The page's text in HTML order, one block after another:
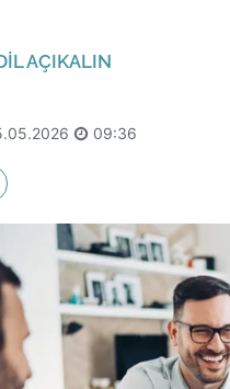
AÇIKALIN
09:36